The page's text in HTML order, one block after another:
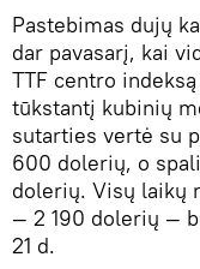
Pastebimas dujų
dar pavasarį, kai
TTF centro
tūkstantį kubinių
sutarties vertė su
600 dolerių, o
dolerių. Visų laikų
— 2 190 dolerių —
21 d.